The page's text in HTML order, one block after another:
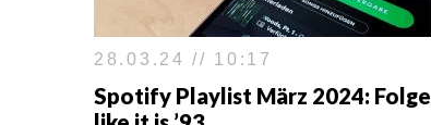
28.03.24 // 10:17
Spotify Playlist März 2024: Folge